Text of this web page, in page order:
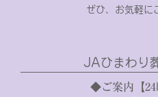
ぜひ、お気軽に
JAひまわり
◆ご案内【24